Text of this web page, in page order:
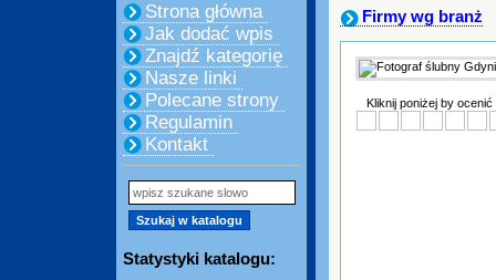
Strona główna
Jak dodać wpis
Znajdź kategorię
Nasze linki
Polecane strony
Regulamin
Kontakt
Statystyki katalogu:
Firmy wg branż
Kliknij poniżej by ocenić